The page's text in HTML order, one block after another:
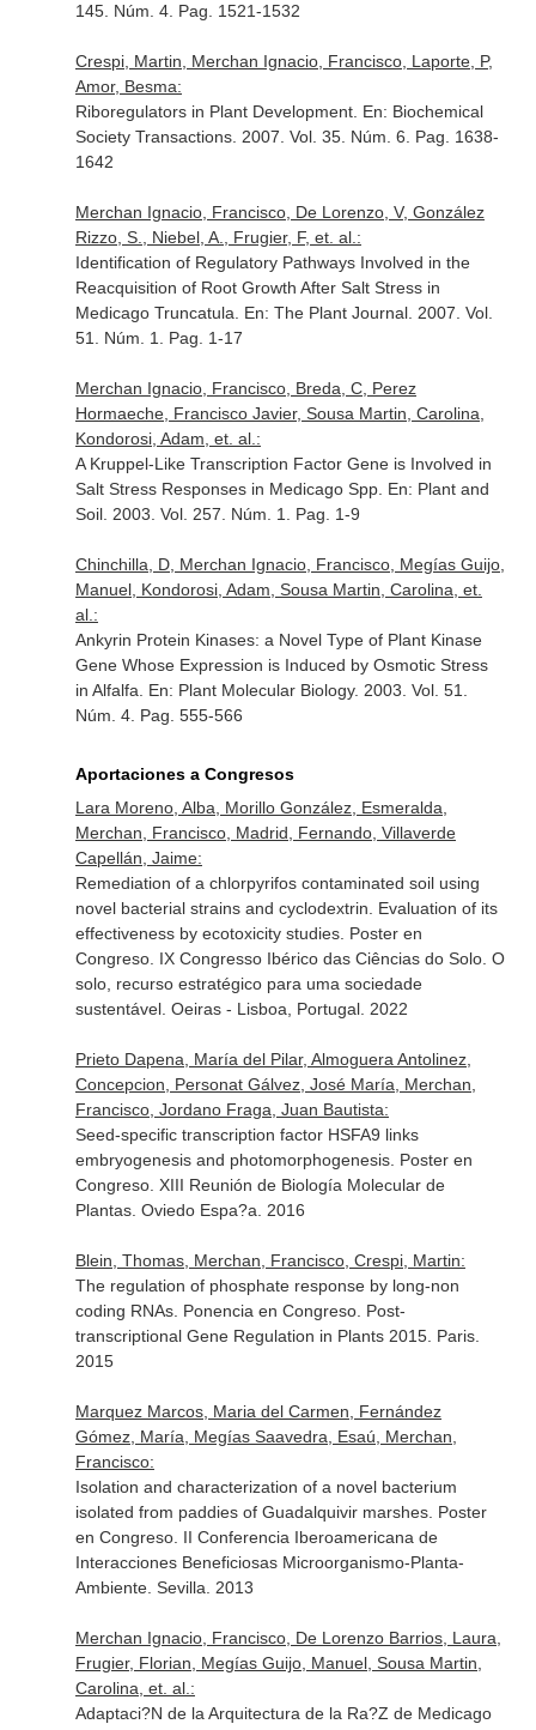
145. Núm. 4. Pag. 1521-1532
Crespi, Martin, Merchan Ignacio, Francisco, Laporte, P,
Amor, Besma:
Riboregulators in Plant Development. En: Biochemical
Society Transactions. 2007. Vol. 35. Núm. 6. Pag. 1638-
1642
Merchan Ignacio, Francisco, De Lorenzo, V, González
Rizzo, S., Niebel, A., Frugier, F, et. al.:
Identification of Regulatory Pathways Involved in the
Reacquisition of Root Growth After Salt Stress in
Medicago Truncatula. En: The Plant Journal. 2007. Vol.
51. Núm. 1. Pag. 1-17
Merchan Ignacio, Francisco, Breda, C, Perez
Hormaeche, Francisco Javier, Sousa Martin, Carolina,
Kondorosi, Adam, et. al.:
A Kruppel-Like Transcription Factor Gene is Involved in
Salt Stress Responses in Medicago Spp. En: Plant and
Soil. 2003. Vol. 257. Núm. 1. Pag. 1-9
Chinchilla, D, Merchan Ignacio, Francisco, Megías Guijo,
Manuel, Kondorosi, Adam, Sousa Martin, Carolina, et.
al.:
Ankyrin Protein Kinases: a Novel Type of Plant Kinase
Gene Whose Expression is Induced by Osmotic Stress
in Alfalfa. En: Plant Molecular Biology. 2003. Vol. 51.
Núm. 4. Pag. 555-566
Aportaciones a Congresos
Lara Moreno, Alba, Morillo González, Esmeralda,
Merchan, Francisco, Madrid, Fernando, Villaverde
Capellán, Jaime:
Remediation of a chlorpyrifos contaminated soil using
novel bacterial strains and cyclodextrin. Evaluation of its
effectiveness by ecotoxicity studies. Poster en
Congreso. IX Congresso Ibérico das Ciências do Solo. O
solo, recurso estratégico para uma sociedade
sustentável. Oeiras - Lisboa, Portugal. 2022
Prieto Dapena, María del Pilar, Almoguera Antolinez,
Concepcion, Personat Gálvez, José María, Merchan,
Francisco, Jordano Fraga, Juan Bautista:
Seed-specific transcription factor HSFA9 links
embryogenesis and photomorphogenesis. Poster en
Congreso. XIII Reunión de Biología Molecular de
Plantas. Oviedo Espa?a. 2016
Blein, Thomas, Merchan, Francisco, Crespi, Martin:
The regulation of phosphate response by long-non
coding RNAs. Ponencia en Congreso. Post-
transcriptional Gene Regulation in Plants 2015. Paris.
2015
Marquez Marcos, Maria del Carmen, Fernández
Gómez, María, Megías Saavedra, Esaú, Merchan,
Francisco:
Isolation and characterization of a novel bacterium
isolated from paddies of Guadalquivir marshes. Poster
en Congreso. II Conferencia Iberoamericana de
Interacciones Beneficiosas Microorganismo-Planta-
Ambiente. Sevilla. 2013
Merchan Ignacio, Francisco, De Lorenzo Barrios, Laura,
Frugier, Florian, Megías Guijo, Manuel, Sousa Martin,
Carolina, et. al.:
Adaptaci?N de la Arquitectura de la Ra?Z de Medicago